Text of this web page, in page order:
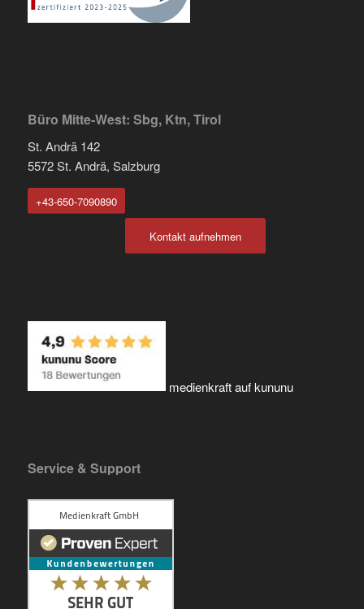
Büro Mitte-West: Sbg, Ktn, Tirol
St. Andrä 142
5572 St. Andrä, Salzburg
+43-650-7090890
Kontakt aufnehmen
medienkraft auf kununu
Service & Support